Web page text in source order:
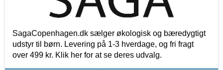
SagaCopenhagen.dk sælger økologisk og bæredygtigt
udstyr til børn. Levering på 1-3 hverdage, og fri fragt
over 499 kr. Klik her for at se deres udvalg.